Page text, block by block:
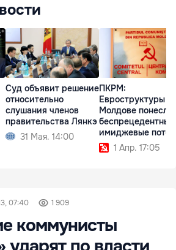
Суд объявит решение
относительно
слушания членов
правительства Лянкэ
31 Мая. 14:00
ПКРМ:
Евроструктуры в
Молдове понесли
беспрецедентные
имиджевые
1 Апр. 17:05
07:40 1 909
коммунисты